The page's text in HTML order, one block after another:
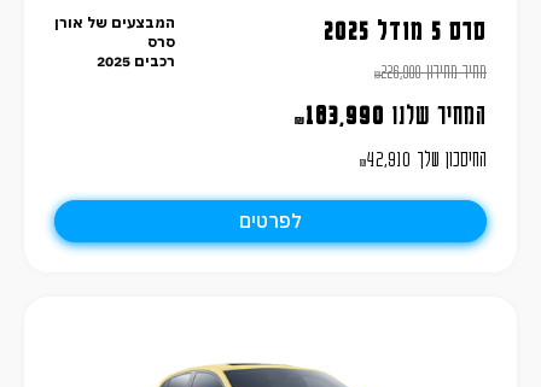
סרס 5 מודל 2025
מחיר מחירון ₪226,900
המחיר שלנו ₪183,990
החיסכון שלך ₪42,910
המבצעים של אורן
סרס
רכבים 2025
לפרטים